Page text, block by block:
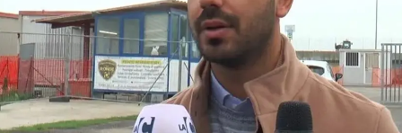
EVENTI
SPORT
Streaming